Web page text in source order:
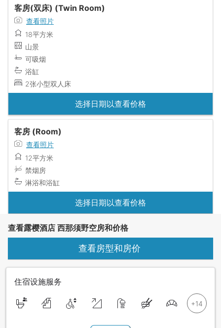
客房(双床) (Twin Room)
查看照片
18平方米
山景
可吸烟
浴缸
2张小型双人床
选择日期以查看价格
客房 (Room)
查看照片
12平方米
禁烟房
淋浴和浴缸
选择日期以查看价格
查看露樱酒店 西那须野空房和价格
查看房型和房价
住宿设施服务